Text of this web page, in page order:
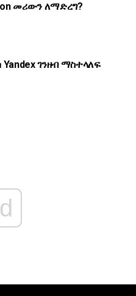
መሪውን ለማድረግ?
Yandex ገንዘብ ማስተላለፍ